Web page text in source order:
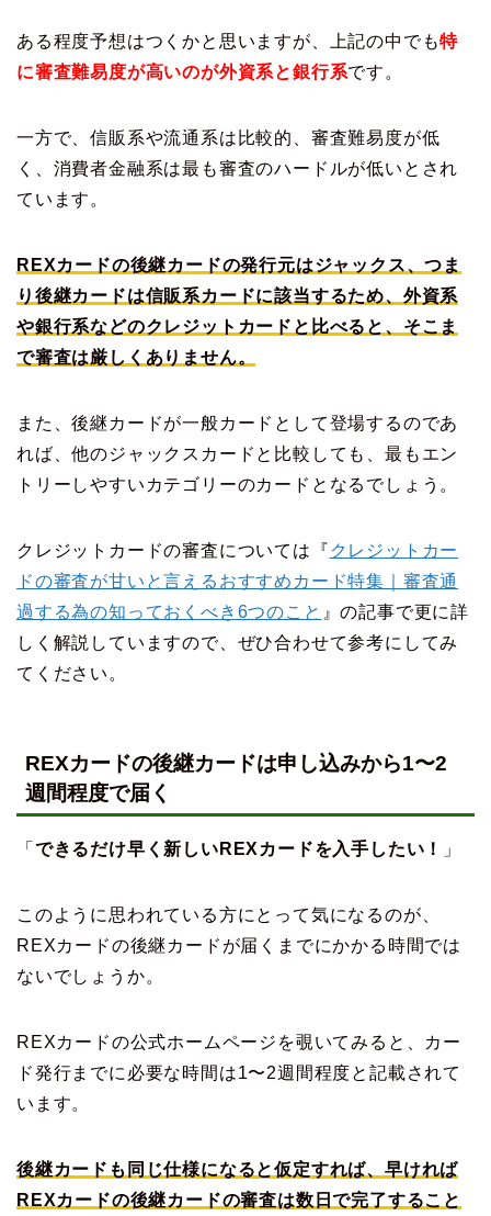
ある程度予想はつくかと思いますが、上記の中でも特
に審査難易度が高いのが外資系と銀行系です。
一方で、信販系や流通系は比較的、審査難易度が低
く、消費者金融系は最も審査のハードルが低いとされ
ています。
REXカードの後継カードの発行元はジャックス、つま
り後継カードは信販系カードに該当するため、外資系
や銀行系などのクレジットカードと比べると、そこま
で審査は厳しくありません。
また、後継カードが一般カードとして登場するのであ
れば、他のジャックスカードと比較しても、最もエン
トリーしやすいカテゴリーのカードとなるでしょう。
クレジットカードの審査については『 クレジットカー
ドの審査が甘いと言えるおすすめカード特集｜審査通
過する為の知っておくべき6つのこと 』の記事で更に詳
しく解説していますので、ぜひ合わせて参考にしてみ
てください。
REXカードの後継カードは申し込みから1〜2
週間程度で届く
「 できるだけ早く新しいREXカードを入手したい！ 」
このように思われている方にとって気になるのが、
REXカードの後継カードが届くまでにかかる時間では
ないでしょうか。
REXカードの公式ホームページを覗いてみると、カー
ド発行までに必要な時間は1〜2週間程度と記載されて
います。
後継カードも同じ仕様になると仮定すれば、早ければ
REXカードの後継カードの審査は数日で完了すること